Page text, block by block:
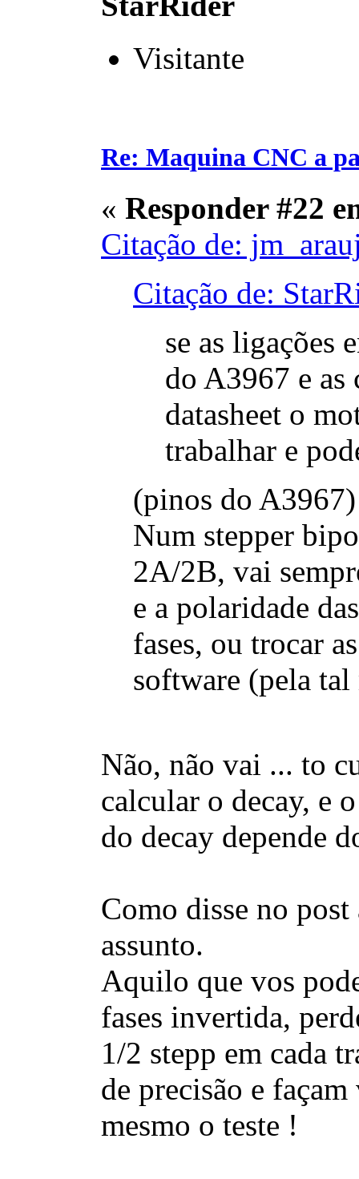
Visitante
Re: Maquina CNC a
« Responder #22
Citação de:
Citação de:
se as ligações
do A3967 e
datasheet o
trabalhar e
(pinos do A3967)
Num stepper
2A/2B, vai
e a polaridade
fases, ou trocar
software (pela tal
Não, não vai ... to
calcular o decay, e
do decay depende
Como disse no
assunto.
Aquilo que vos
fases invertida,
1/2 stepp em cada
de precisão e façam
mesmo o teste !